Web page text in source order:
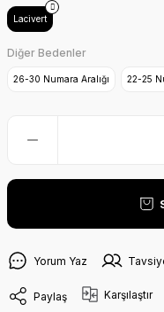
Lacivert
Diğer Bedenler
26-30 Numara Aralığı 22-25
Yorum Yaz
Paylaş Karşılaştır